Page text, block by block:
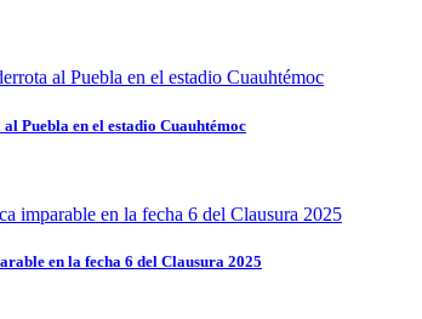
Puebla en el estadio Cuauhtémoc
en la fecha 6 del Clausura 2025